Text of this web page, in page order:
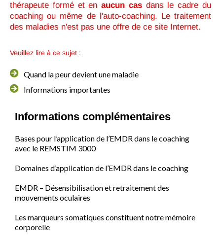
thérapeute formé et enaucun casdans le cadre du
coaching ou même de l'auto-coaching. Le traitement
des maladies n'est pas une offre de ce site Internet.
Veuillez lire à ce sujet :
Quand la peur devient une maladie
Informations importantes
Informations complémentaires
Bases pour l’application de l’EMDR dans le coaching
avec le REMSTIM 3000
Domaines d’application de l’EMDR dans le coaching
EMDR – Désensibilisation et retraitement des
mouvements oculaires
Les marqueurs somatiques constituent notre mémoire
corporelle